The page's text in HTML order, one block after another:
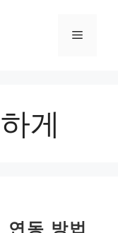
메
게
동 방법